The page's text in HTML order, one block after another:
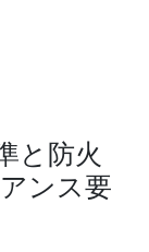
と防火
ンス要